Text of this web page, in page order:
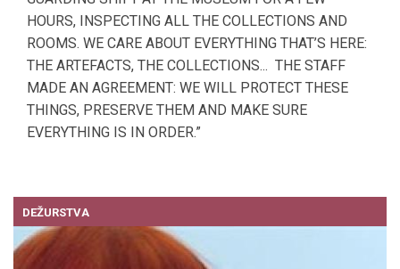
HOURS, INSPECTING ALL THE COLLECTIONS AND
ROOMS. WE CARE ABOUT EVERYTHING THAT’S HERE:
THE ARTEFACTS, THE COLLECTIONS... THE STAFF
MADE AN AGREEMENT: WE WILL PROTECT THESE
THINGS, PRESERVE THEM AND MAKE SURE
EVERYTHING IS IN ORDER.”
DEŽURSTVA